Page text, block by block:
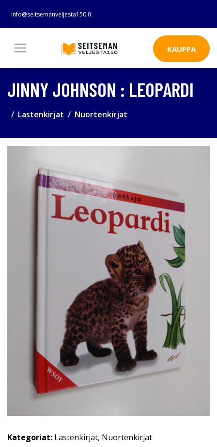
info@seitsemanveljesta150.fi
KAUPPA
JINNY JOHNSON : LEOPARDI
Lastenkirjat Nuortenkirjat
Kategoriat: Lastenkirjat, Nuortenkirjat